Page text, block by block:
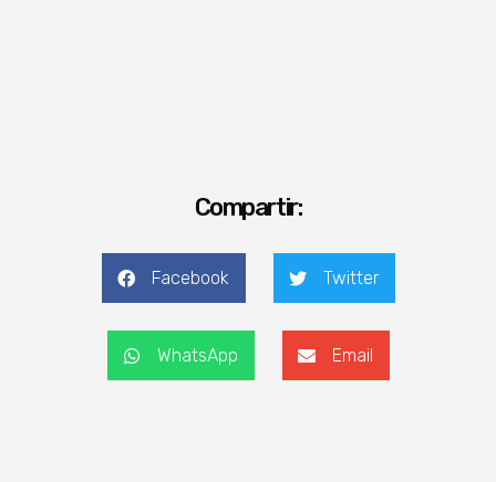
Compartir:
Facebook Twitter
WhatsApp Email